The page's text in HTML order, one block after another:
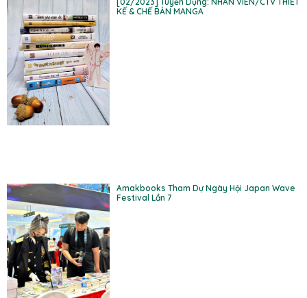
KẾ & CHẾ BẢN MANGA
Amakbooks Tham Dự Ngày Hội Japan Wave
Festival Lần 7